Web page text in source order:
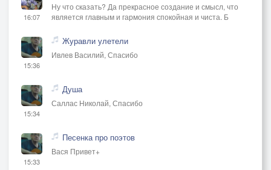
16:07
Ну что сказать? Да прекрасное создание и смысл, что
является главным и гармония спокойная и чиста. Б
15:36
Журавли улетели
Ивлев Василий, Спасибо
15:34
Душа
Саллас Николай, Спасибо
15:33
Песенка про поэтов
Вася Привет+